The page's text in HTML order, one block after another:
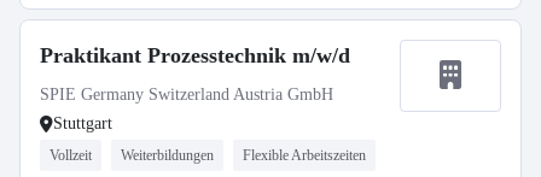
Praktikant Prozesstechnik m/w/d
SPIE Germany Switzerland Austria GmbH
Stuttgart
Vollzeit Weiterbildungen Flexible Arbeitszeiten